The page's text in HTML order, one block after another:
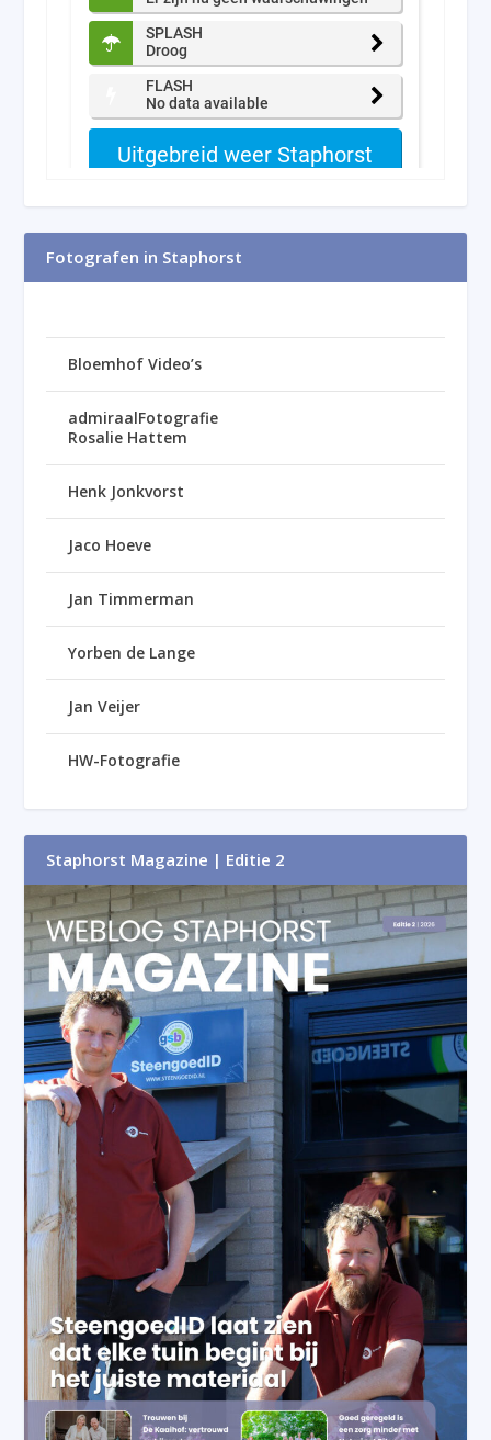
Fotografen in Staphorst
Bloemhof Video’s
admiraalFotografie
Rosalie Hattem
Henk Jonkvorst
Jaco Hoeve
Jan Timmerman
Yorben de Lange
Jan Veijer
HW-Fotografie
Staphorst Magazine | Editie 2